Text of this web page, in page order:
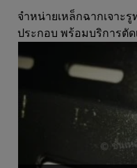
จำหน่ายเหล็กฉากเจาะ
ประกอบ พร้อมบริการตั